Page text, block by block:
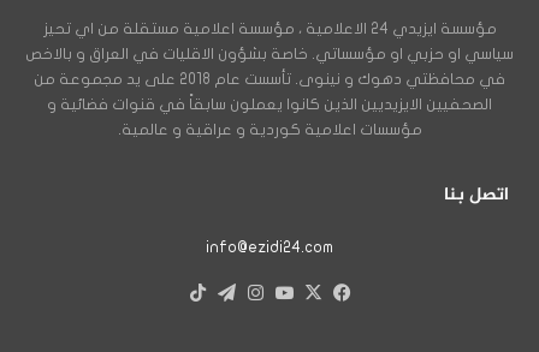
مؤسسة ايزيدي 24 الاعلامية ، مؤسسة اعلامية مستقلة من اي تحيز
سياسي او حزبي او مؤسساتي. خاصة بشؤون الاقليات في العراق و بالاخص
في محافظتي دهوك و نينوى. تأسست عام 2018 على يد مجموعة من
الصحفيين الايزيديين الذين كانوا يعملون سابقاً في قنوات فضائية و
مؤسسات اعلامية كوردية و عراقية و عالمية.
اتصل بنا
info@ezidi24.com
فيسبوك
X يوتيوبانستقرام
تيلقرام